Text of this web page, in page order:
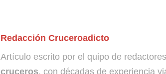
Redacción Cruceroadicto
Artículo escrito por el quipo de
cruceros, con décadas de experiencia